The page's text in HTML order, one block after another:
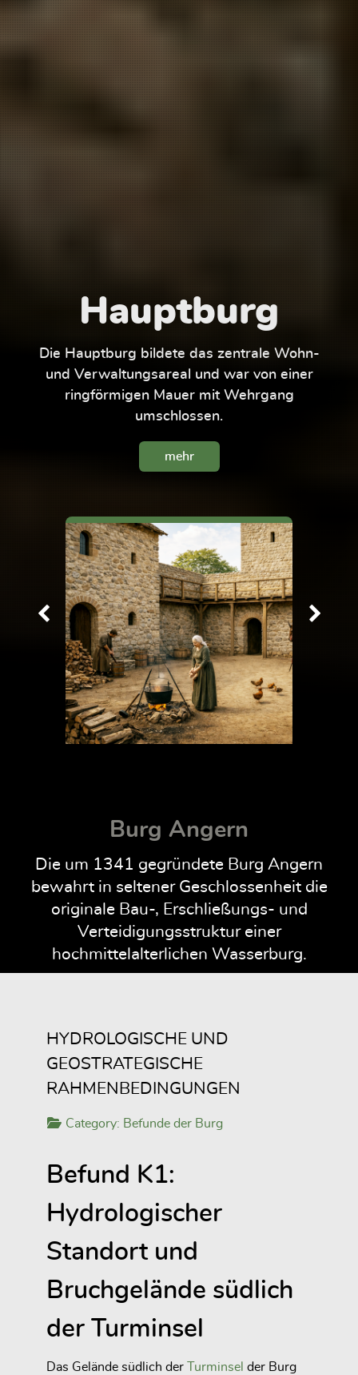
Hauptburg
Die Hauptburg bildete das zentrale Wohn-
und Verwaltungsareal und war von einer
ringförmigen Mauer mit Wehrgang
umschlossen.
mehr
Burg Angern
Die um 1341 gegründete Burg Angern
bewahrt in seltener Geschlossenheit die
originale Bau-, Erschließungs- und
Verteidigungsstruktur einer
hochmittelalterlichen Wasserburg.
HYDROLOGISCHE UND
GEOSTRATEGISCHE
RAHMENBEDINGUNGEN
Category: Befunde der Burg
Befund K1:
Hydrologischer
Standort und
Bruchgelände südlich
der Turminsel
Das Gelände südlich der Turminsel der Burg